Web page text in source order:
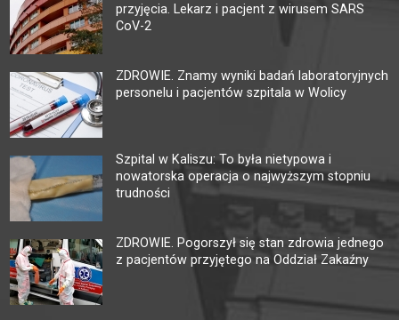
przyjęcia. Lekarz i pacjent z wirusem SARS
CoV-2
ZDROWIE. Znamy wyniki badań laboratoryjnych
personelu i pacjentów szpitala w Wolicy
Szpital w Kaliszu: To była nietypowa i
nowatorska operacja o najwyższym stopniu
trudności
ZDROWIE. Pogorszył się stan zdrowia jednego
z pacjentów przyjętego na Oddział Zakaźny